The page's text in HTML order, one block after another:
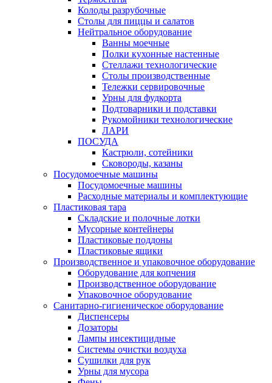
Колоды разрубочные
Столы для пиццы и салатов
Нейтральное оборудование
Ванны моечные
Полки кухонные настенные
Стеллажи технологические
Столы производственные
Тележки сервировочные
Урны для фудкорта
Подтоварники и подставки
Рукомойники технологические
ЛАРИ
ПОСУДА
Кастрюли, сотейники
Сковороды, казаны
Посудомоечные машины
Посудомоечные машины
Расходные материалы и комплектующие
Пластиковая тара
Складские и полочные лотки
Мусорные контейнеры
Пластиковые поддоны
Пластиковые ящики
Производственное и упаковочное оборудование
Оборудование для копчения
Производственное оборудование
Упаковочное оборудование
Санитарно-гигиеническое оборудование
Диспенсеры
Дозаторы
Лампы инсектицидные
Системы очистки воздуха
Сушилки для рук
Урны для мусора